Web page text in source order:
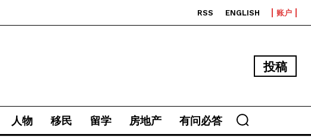
RSS ENGLISH 账户
投稿
人物 移民 留学 房地产 有问必答